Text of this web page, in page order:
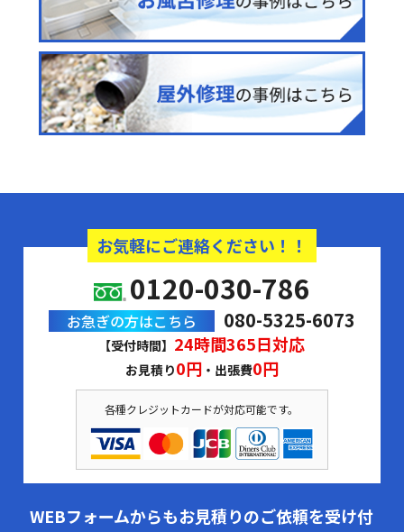
お気軽にご連絡ください！！
0120-030-786
お急ぎの方はこちら 080-5325-6073
【受付時間】 24時間365日対応
お見積り0円 ・出張費0円
各種クレジットカードが対応可能です。
WEBフォームからもお見積りのご依頼を受け付